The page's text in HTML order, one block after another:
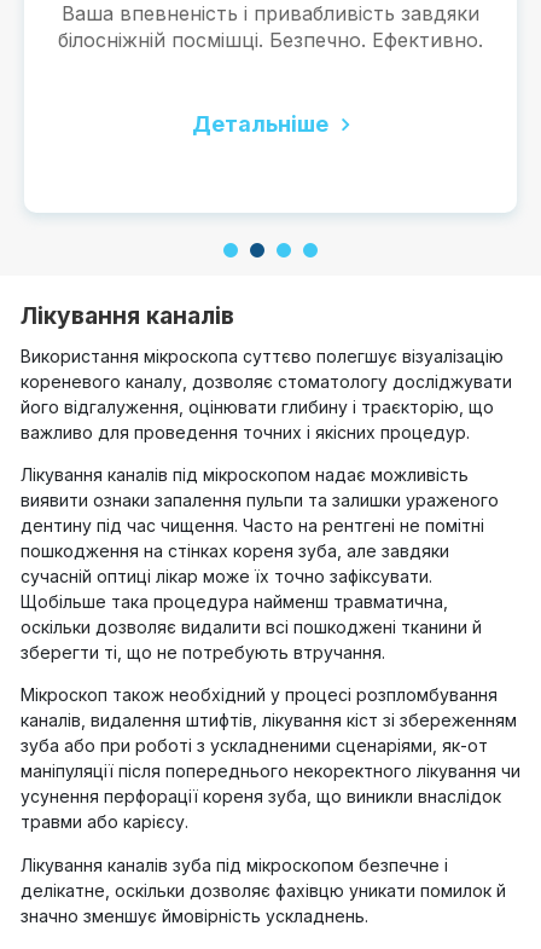
Ваша впевненість і привабливість завдяки
білосніжній посмішці. Безпечно. Ефективно.
Детальніше
Лікування каналів
Використання мікроскопа суттєво полегшує візуалізацію
кореневого каналу, дозволяє стоматологу досліджувати
його відгалуження, оцінювати глибину і траєкторію, що
важливо для проведення точних і якісних процедур.
Лікування каналів під мікроскопом надає можливість
виявити ознаки запалення пульпи та залишки ураженого
дентину під час чищення. Часто на рентгені не помітні
пошкодження на стінках кореня зуба, але завдяки
сучасній оптиці лікар може їх точно зафіксувати.
Щобільше така процедура найменш травматична,
оскільки дозволяє видалити всі пошкоджені тканини й
зберегти ті, що не потребують втручання.
Мікроскоп також необхідний у процесі розпломбування
каналів, видалення штифтів, лікування кіст зі збереженням
зуба або при роботі з ускладненими сценаріями, як-от
маніпуляції після попереднього некоректного лікування чи
усунення перфорації кореня зуба, що виникли внаслідок
травми або карієсу.
Лікування каналів зуба під мікроскопом безпечне і
делікатне, оскільки дозволяє фахівцю уникати помилок й
значно зменшує ймовірність ускладнень.